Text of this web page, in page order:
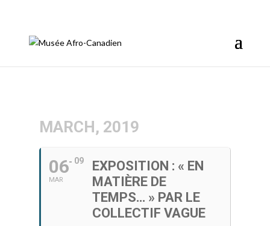
MARCH, 2019
06
MAR
09
EXPOSITION : « EN
MATIÈRE DE
TEMPS… » PAR LE
COLLECTIF VAGUE